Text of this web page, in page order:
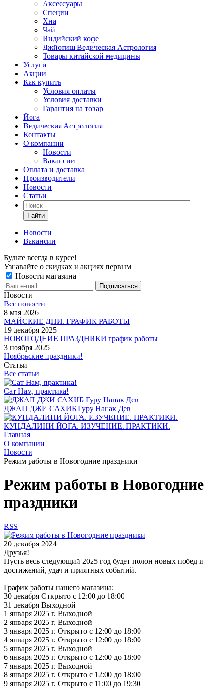
Аксессуары
Специи
Хна
Чай
Индийский кофе
Джйотиш Ведическая Астрология
Товары китайской медицины
Услуги
Акции
Как купить
Условия оплаты
Условия доставки
Гарантия на товар
Йога
Ведическая Астрология
Контакты
О компании
Новости
Вакансии
Оплата и доставка
Производители
Новости
Статьи
Найти
Новости
Вакансии
Будьте всегда в курсе!
Узнавайте о скидках и акциях первым
Новости магазина
Новости
Все новости
8 мая 2026
МАЙСКИЕ ДНИ. ГРАФИК РАБОТЫ
19 декабря 2025
НОВОГОДНИЕ ПРАЗДНИКИ график работы
3 ноября 2025
Ноябрьские праздники!
Статьи
Все статьи
Сат Нам, практика!
ДЖАП ДЖИ САХИБ Гуру Нанак Дев
КУНДАЛИНИ ЙОГА. ИЗУЧЕНИЕ. ПРАКТИКИ.
Главная
О компании
Новости
Режим работы в Новогодние праздники
Режим работы в Новогодние
праздники
RSS
20 декабря 2024
Друзья!
Пусть весь следующий 2025 год будет полон новых побед и
достижений, удач и приятных событий.
График работы нашего магазина:
30 декабря Открыто с 12:00 до 18:00
31 декабря Выходной
1 января 2025 г. Выходной
2 января 2025 г. Выходной
3 января 2025 г. Открыто с 12:00 до 18:00
4 января 2025 г. Открыто с 12:00 до 18:00
5 января 2025 г. Выходной
6 января 2025 г. Открыто с 12:00 до 18:00
7 января 2025 г. Выходной
8 января 2025 г. Открыто с 12:00 до 18:00
9 января 2025 г. Открыто с 11:00 до 19:30